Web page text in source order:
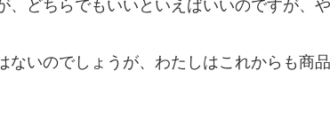
、どちらでもいいといえばいいのですが、
ないのでしょうが、わたしはこれからも商